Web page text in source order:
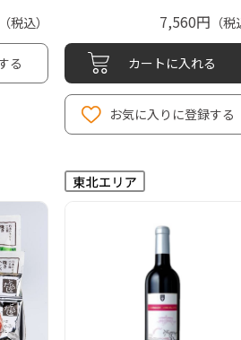
（税込）
る
7,560円 （税
カートに入れる
お気に入りに登録する